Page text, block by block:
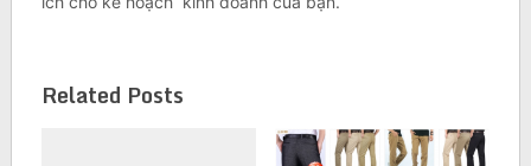
Related Posts